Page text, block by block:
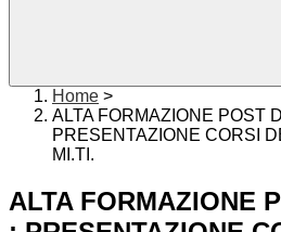
Home >
ALTA FORMAZIONE POST
PRESENTAZIONE CORSI
MI.TI.
ALTA FORMAZIONE